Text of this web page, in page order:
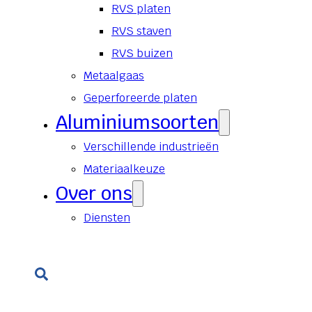
RVS platen
RVS staven
RVS buizen
Metaalgaas
Geperforeerde platen
Aluminiumsoorten
Verschillende industrieën
Materiaalkeuze
Over ons
Diensten